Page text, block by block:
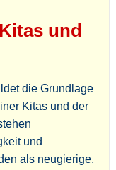
und
die Grundlage
Kitas und der
und
als neugierige,